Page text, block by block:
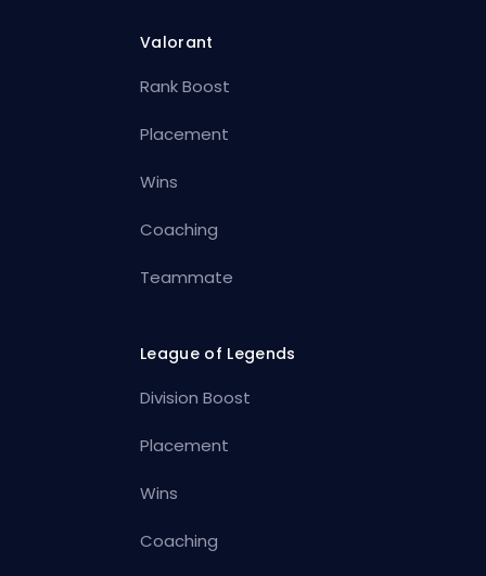
Valorant
Rank Boost
Placement
Wins
Coaching
Teammate
League of Legends
Division Boost
Placement
Wins
Coaching